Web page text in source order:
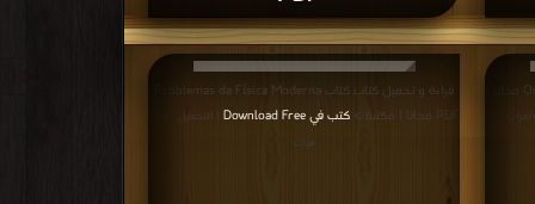
قراءة و تحميل كتاب كتاب Problemas da Física Moderna
PDF مجانا | مكتبة >
كتب في Download Free
| التحميل : مرة/
مرات
قراءة و تحميل كتاب كتاب On Modern Physics PDF مجانا |